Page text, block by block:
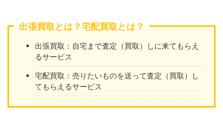
出張買取とは？宅配買取とは？
出張買取：自宅まで査定（買取）しに来てもらえ
るサービス
宅配買取：売りたいものを送って査定（買取）し
てもらえるサービス